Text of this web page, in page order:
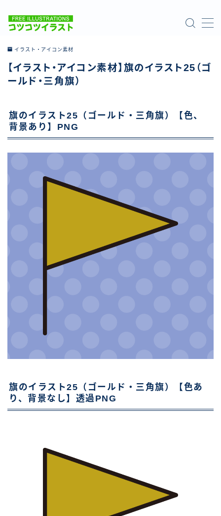
ホーム
お問い合わせ
イラスト・アイコン素材
【イラスト・アイコン素材】旗のイラスト25（ゴ
ールド・三角旗）
旗のイラスト25（ゴールド・三角旗）【色、
背景あり】PNG
旗のイラスト25（ゴールド・三角旗）【色あ
り、背景なし】透過PNG